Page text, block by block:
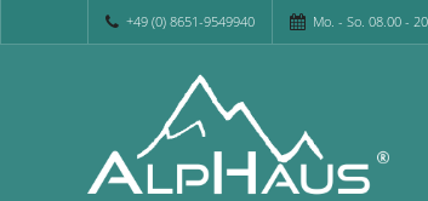
+49 (0) 8651-9549940 Mo. - So. 08.00 -